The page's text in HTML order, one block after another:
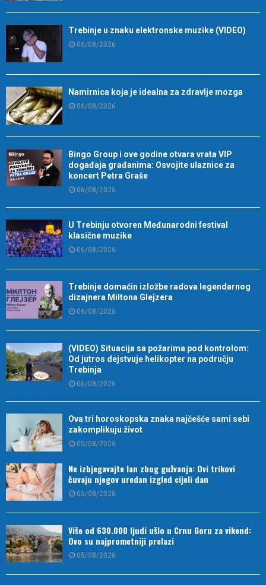
Trebinje u znaku elektronske muzike (VIDEO)
06/08/2026
Namirnica koja je idealna za zdravlje mozga
06/08/2026
Bingo Group i ove godine otvara vrata VIP
događaja građanima: Osvojite ulaznice za
koncert Petra Graše
06/08/2026
U Trebinju otvoren Međunarodni festival
klasične muzike
06/08/2026
Trebinje domaćin izložbe radova legendarnog
dizajnera Miltona Glejzera
06/08/2026
(VIDEO) Situacija sa požarima pod kontrolom:
Od jutros dejstvuje helikopter na području
Trebinja
06/08/2026
Ova tri horoskopska znaka najčešće sami sebi
zakomplikuju život
05/08/2026
Ne izbjegavajte lan zbog gužvanja: Ovi trikovi
čuvaju njegov uredan izgled cijeli dan
05/08/2026
Više od 630.000 ljudi ušlo u Crnu Goru za vikend:
Ovo su najprometniji prelazi
05/08/2026